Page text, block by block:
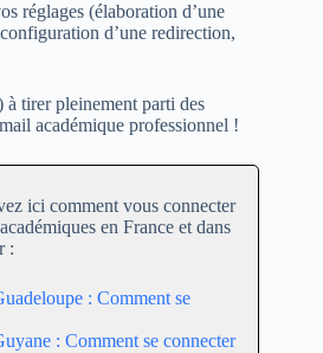
réglages (élaboration d’une
d’une redirection,
à tirer pleinement parti des
académique professionnel !
ici comment vous connecter
en France et dans
:
: Comment se
: Comment se connecter